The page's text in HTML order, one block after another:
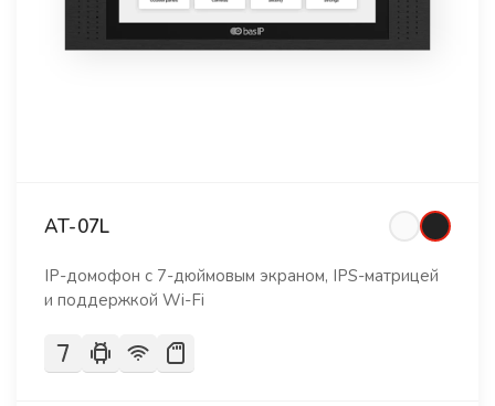
AT-07L
IP-домофон с 7-дюймовым экраном, IPS-матрицей
и поддержкой Wi-Fi